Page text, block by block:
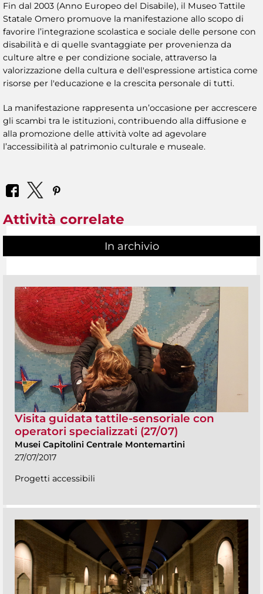
Fin dal 2003 (Anno Europeo del Disabile), il Museo Tattile
Statale Omero promuove la manifestazione allo scopo di
favorire l’integrazione scolastica e sociale delle persone con
disabilità e di quelle svantaggiate per provenienza da
culture altre e per condizione sociale, attraverso la
valorizzazione della cultura e dell'espressione artistica come
risorse per l'educazione e la crescita personale di tutti.
La manifestazione rappresenta un’occasione per accrescere
gli scambi tra le istituzioni, contribuendo alla diffusione e
alla promozione delle attività volte ad agevolare
l’accessibilità al patrimonio culturale e museale.
Attività correlate
In archivio
Visita guidata tattile-sensoriale con
operatori specializzati (27/07)
Musei Capitolini Centrale Montemartini
27/07/2017
Progetti accessibili